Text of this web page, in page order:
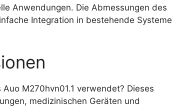
Anwendungen. Die Abmessungen des
Integration in bestehende Systeme
M270hvn01.1 verwendet? Dieses
medizinischen Geräten und